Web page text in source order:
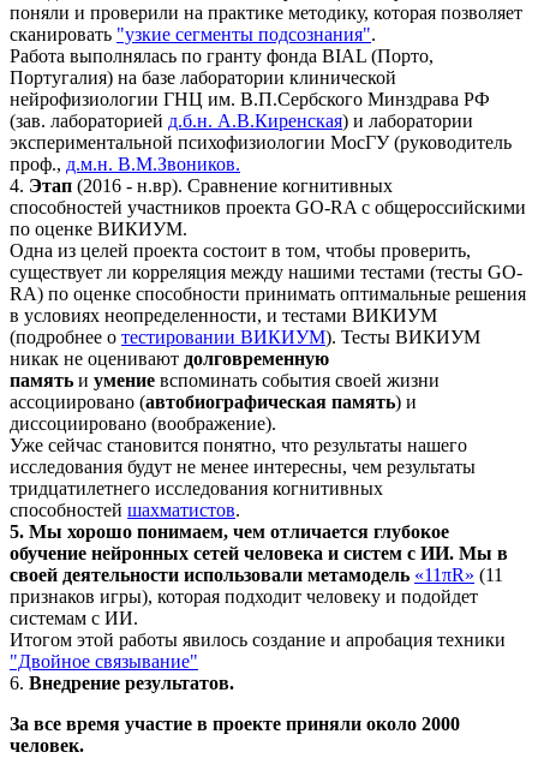
поняли и проверили на практике методику, которая позволяет
сканировать "узкие сегменты подсознания".
Работа выполнялась по гранту фонда BIAL (Порто,
Португалия) на базе лаборатории клинической
нейрофизиологии ГНЦ им. В.П.Сербского Минздрава РФ
(зав. лабораторией д.б.н. А.В.Киренская) и лаборатории
экспериментальной психофизиологии МосГУ (руководитель
проф., д.м.н. В.М.Звоников.
4. Этап (2016 - н.вр). Сравнение когнитивных
способностей участников проекта GO-RA с общероссийскими
по оценке ВИКИУМ.
Одна из целей проекта состоит в том, чтобы проверить,
существует ли корреляция между нашими тестами (тесты GO-
RA) по оценке способности принимать оптимальные решения
в условиях неопределенности, и тестами ВИКИУМ
(подробнее о тестировании ВИКИУМ). Тесты ВИКИУМ
никак не оценивают долговременную
память и умение вспоминать события своей жизни
ассоциировано (автобиографическая память) и
диссоциировано (воображение).
Уже сейчас становится понятно, что результаты нашего
исследования будут не менее интересны, чем результаты
тридцатилетнего исследования когнитивных
способностей шахматистов.
5. Мы хорошо понимаем, чем отличается глубокое
обучение нейронных сетей человека и систем с ИИ. Мы в
своей деятельности использовали метамодель «11πR» (11
признаков игры), которая подходит человеку и подойдет
системам с ИИ.
Итогом этой работы явилось создание и апробация техники
"Двойное связывание"
6. Внедрение результатов.
За все время участие в проекте приняли около 2000
человек.